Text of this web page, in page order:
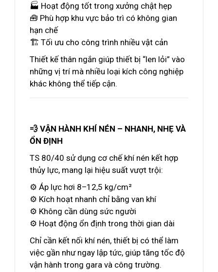
🏭 Hoạt động tốt trong xưởng chật hẹp
🧰 Phù hợp khu vực bảo trì có không gian
hạn chế
🏗️ Tối ưu cho công trình nhiều vật cản
Thiết kế thân ngắn giúp thiết bị “len lỏi” vào
những vị trí mà nhiều loại kích công nghiệp
khác không thể tiếp cận.
💨 VẬN HÀNH KHÍ NÉN – NHANH, NHẸ VÀ
ỔN ĐỊNH
TS 80/40 sử dụng cơ chế khí nén kết hợp
thủy lực, mang lại hiệu suất vượt trội:
⚙️ Áp lực hơi 8–12,5 kg/cm²
⚙️ Kích hoạt nhanh chỉ bằng van khí
⚙️ Không cần dùng sức người
⚙️ Hoạt động ổn định trong thời gian dài
Chỉ cần kết nối khí nén, thiết bị có thể làm
việc gần như ngay lập tức, giúp tăng tốc độ
vận hành trong gara và công trường.